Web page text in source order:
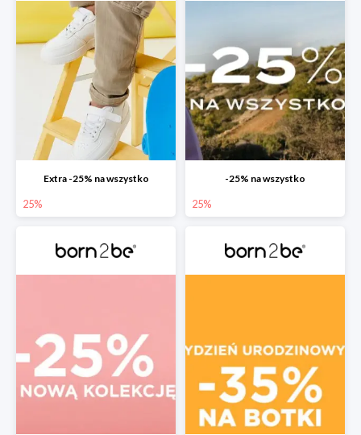
Extra -25% na wszystko
25%
-25% na wszystko
25%